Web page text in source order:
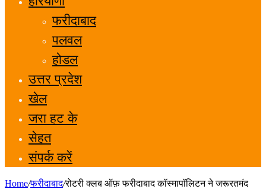
फरीदाबाद
पलवल
होडल
उत्तर प्रदेश
खेल
जरा हट के
सेहत
संपर्क करें
Home/फरीदाबाद/रोटरी क्लब ऑफ़ फरीदाबाद कॉस्मापॉलिटन ने जरूरतमंद